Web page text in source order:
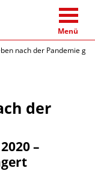
Menü
nach der Pandemie
der
–